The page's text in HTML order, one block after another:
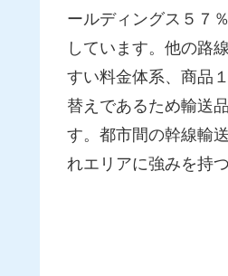
ールディングス５７
しています。他の路
すい料金体系、商品
替えであるため輸送
す。都市間の幹線輸
れエリアに強みを持